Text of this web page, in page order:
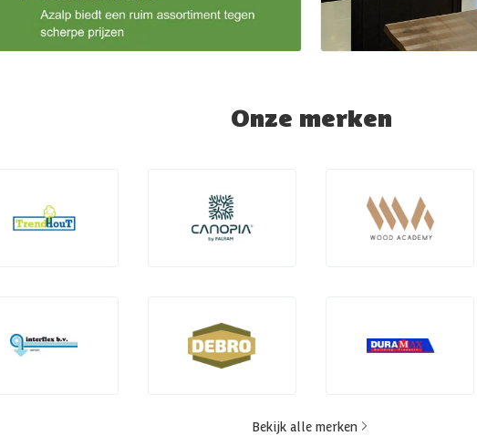
Onze merken
Bekijk alle merken